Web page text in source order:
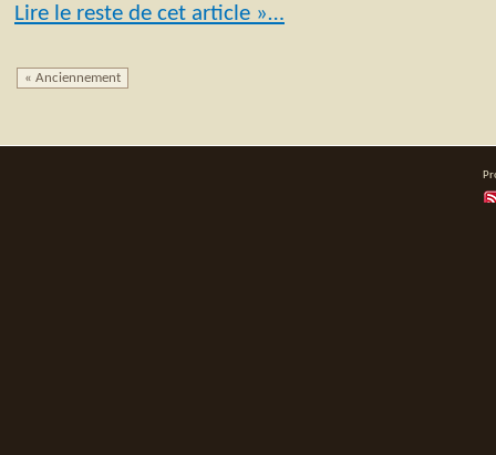
Lire le reste de cet article »…
« Anciennement